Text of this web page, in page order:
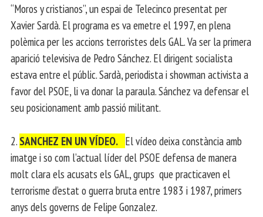
“Moros y cristianos”, un espai de Telecinco presentat per
Xavier Sardà. El programa es va emetre el 1997, en plena
polèmica per les accions terroristes dels GAL. Va ser la primera
aparició televisiva de Pedro Sánchez. El dirigent socialista
estava entre el públic. Sardà, periodista i showman activista a
favor del PSOE, li va donar la paraula. Sánchez va defensar el
seu posicionament amb passió militant.
2. SANCHEZ EN UN VÍDEO. El vídeo deixa constància amb
imatge i so com l’actual líder del PSOE defensa de manera
molt clara els acusats els GAL, grups que practicaven el
terrorisme d’estat o guerra bruta entre 1983 i 1987, primers
anys dels governs de Felipe Gonzalez.